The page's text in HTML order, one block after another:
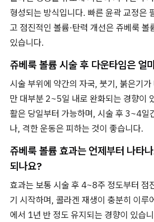
형성되는 방식입니다. 빠른 윤곽 교정은
고 점진적인 볼륨·탄력 개선은 쥬베룩 볼
있습니다.
쥬베룩 볼륨 시술 후 다운타임은 얼
시술 부위에 약간의 자국, 붓기, 붉은기가
만 대부분 2~5일 내로 완화되는 경향이
활은 당일부터 가능하며, 시술 후 3~4일
나, 격한 운동은 피하는 것이 좋습니다.
쥬베룩 볼륨 효과는 언제부터 나타
되나요?
효과는 보통 시술 후 4~8주 정도부터 점
기 시작하며, 콜라겐 재생이 충분히 이루
에서 1년 반 정도 유지되는 경향이 있습